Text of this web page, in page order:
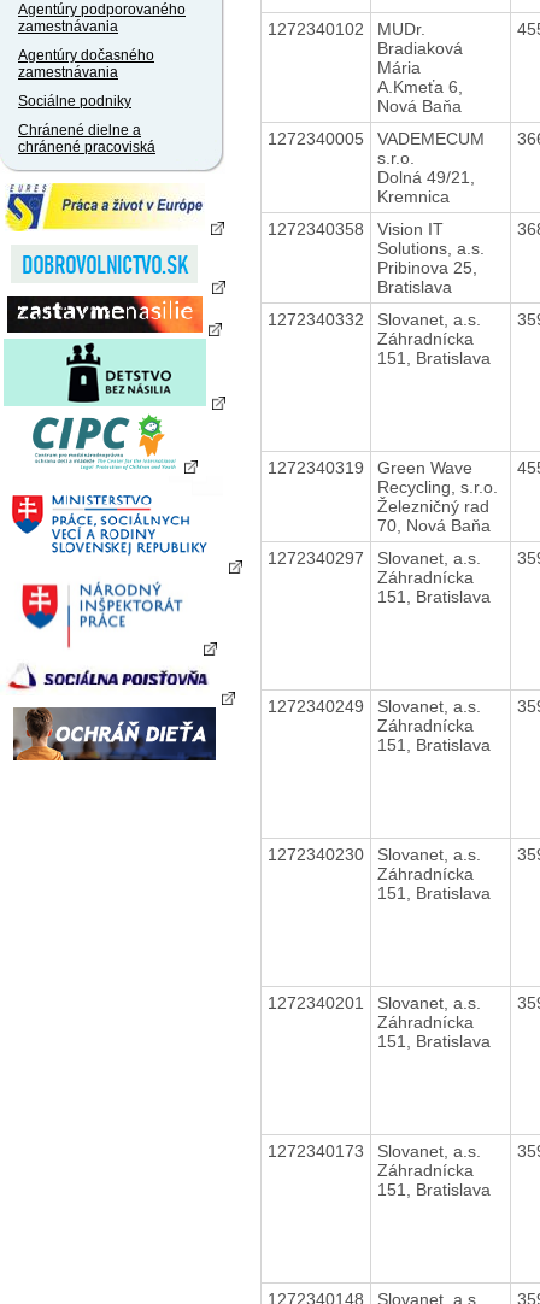
Agentúry podporovaného
zamestnávania
Agentúry dočasného
zamestnávania
Sociálne podniky
Chránené dielne a
chránené pracoviská
1272340102
MUDr.
Bradiaková
Mária
A.Kmeťa 6,
Nová Baňa
1272340005
VADEMECUM
s.r.o.
Dolná 49/21,
Kremnica
1272340358
Vision IT
Solutions, a.s.
Pribinova 25,
Bratislava
1272340332
Slovanet, a.s.
Záhradnícka
151, Bratislava
1272340319
Green Wave
Recycling, s.r.o.
Železničný rad
70, Nová Baňa
1272340297
Slovanet, a.s.
Záhradnícka
151, Bratislava
1272340249
Slovanet, a.s.
Záhradnícka
151, Bratislava
1272340230
Slovanet, a.s.
Záhradnícka
151, Bratislava
1272340201
Slovanet, a.s.
Záhradnícka
151, Bratislava
1272340173
Slovanet, a.s.
Záhradnícka
151, Bratislava
1272340148 Slovanet, a.s.